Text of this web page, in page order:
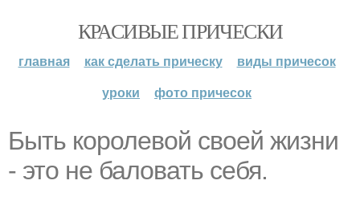
КРАСИВЫЕ ПРИЧЕСКИ
главная как сделать прическу
виды причесок
уроки
фото причесок
Быть королевой своей жизни
- это не баловать себя.